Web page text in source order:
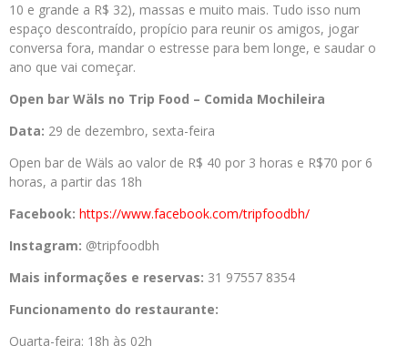
10 e grande a R$ 32), massas e muito mais. Tudo isso num
espaço descontraído, propício para reunir os amigos, jogar
conversa fora, mandar o estresse para bem longe, e saudar o
ano que vai começar.
Open bar Wäls no Trip Food – Comida Mochileira
Data: 29 de dezembro, sexta-feira
Open bar de Wäls ao valor de R$ 40 por 3 horas e R$70 por 6
horas, a partir das 18h
Facebook: https://www.facebook.com/tripfoodbh/
Instagram: @tripfoodbh
Mais informações e reservas: 31 97557 8354
Funcionamento do restaurante:
Quarta-feira: 18h às 02h